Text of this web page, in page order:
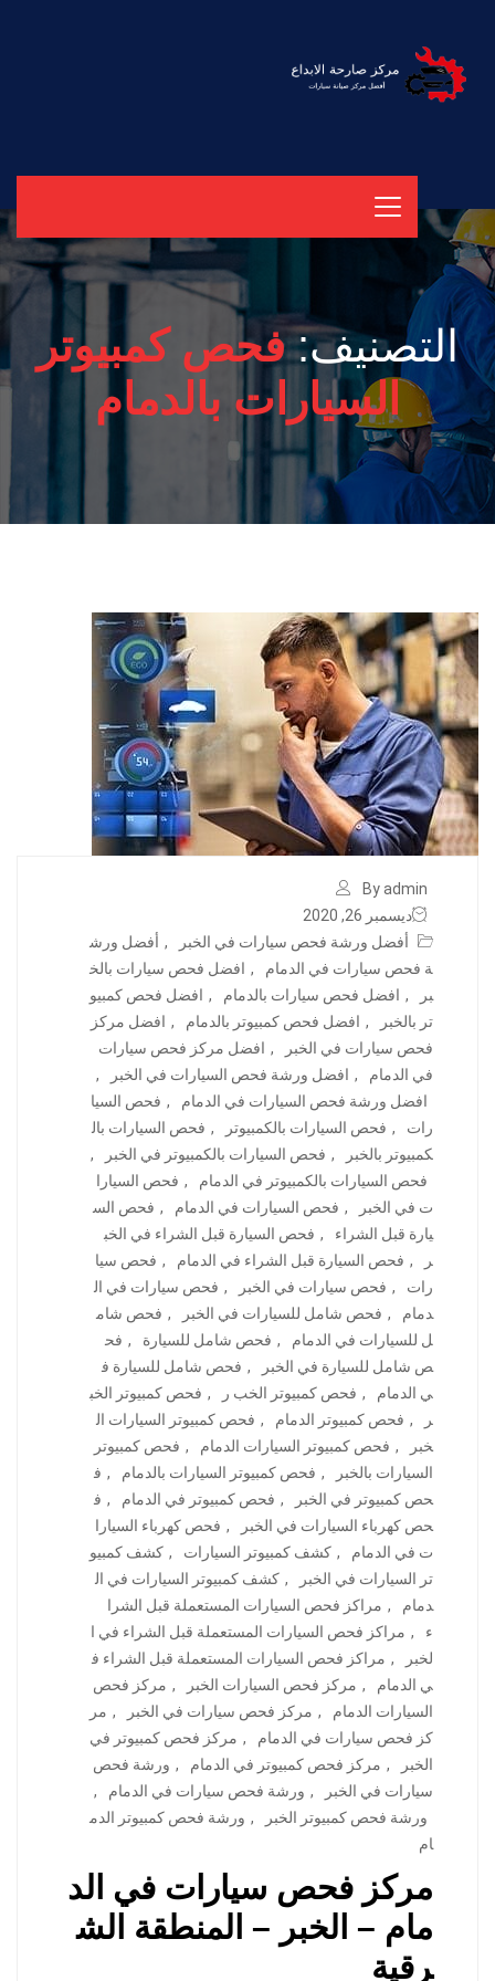
التصنيف:فحص كمبيوتر
السيارات بالدمام
By admin
ديسمبر 26, 2020
أفضل ورشة فحص سيارات في الخبر
, أفضل ورش
ة فحص سيارات في الدمام
, افضل فحص سيارات بالخ
بر
, افضل فحص سيارات بالدمام , افضل فحص كمبيو
تر بالخبر
, افضل فحص كمبيوتر بالدمام , افضل مركز
فحص سيارات في الخبر
, افضل مركز فحص سيارات
في الدمام
, افضل ورشة فحص السيارات في الخبر
,
افضل ورشة فحص السيارات في الدمام
, فحص السيا
رات
, فحص السيارات بالكمبيوتر , فحص السيارات بال
كمبيوتر بالخبر
, فحص السيارات بالكمبيوتر في الخبر
,
فحص السيارات بالكمبيوتر في الدمام
, فحص السيارا
ت في الخبر
, فحص السيارات في الدمام , فحص الس
يارة قبل الشراء
, فحص السيارة قبل الشراء في الخب
ر
, فحص السيارة قبل الشراء في الدمام , فحص سيا
رات
, فحص سيارات في الخبر , فحص سيارات في ال
دمام
, فحص شامل للسيارات في الخبر , فحص شام
ل للسيارات في الدمام
, فحص شامل للسيارة , فح
ص شامل للسيارة في الخبر
, فحص شامل للسيارة ف
ي الدمام
, فحص كمبيوتر الخب ر , فحص كمبيوتر الخب
ر
, فحص كمبيوتر الدمام , فحص كمبيوتر السيارات ال
خبر
, فحص كمبيوتر السيارات الدمام , فحص كمبيوتر
السيارات بالخبر
, فحص كمبيوتر السيارات بالدمام , ف
حص كمبيوتر في الخبر
, فحص كمبيوتر في الدمام , ف
حص كهرباء السيارات في الخبر
, فحص كهرباء السيارا
ت في الدمام
, كشف كمبيوتر السيارات , كشف كمبيو
تر السيارات في الخبر
, كشف كمبيوتر السيارات في ال
دمام
, مراكز فحص السيارات المستعملة قبل الشرا
ء
, مراكز فحص السيارات المستعملة قبل الشراء في ا
لخبر
, مراكز فحص السيارات المستعملة قبل الشراء ف
ي الدمام
, مركز فحص السيارات الخبر , مركز فحص
السيارات الدمام
, مركز فحص سيارات في الخبر , مر
كز فحص سيارات في الدمام
, مركز فحص كمبيوتر في
الخبر
, مركز فحص كمبيوتر في الدمام , ورشة فحص
سيارات في الخبر
, ورشة فحص سيارات في الدمام
,
ورشة فحص كمبيوتر الخبر
, ورشة فحص كمبيوتر الدم
ام
مركز فحص سيارات في الد
مام – الخبر – المنطقة الش
رقية